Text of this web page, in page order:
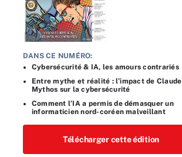
DANS CE NUMÉRO:
Cybersécurité & IA, les amours contrariés
Entre mythe et réalité : l’impact de Claude
Mythos sur la cybersécurité
Comment l’IA a permis de démasquer un
informaticien nord-coréen malveillant
Télécharger cette édition